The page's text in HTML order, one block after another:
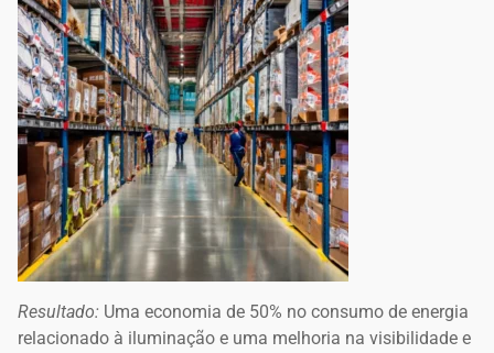
Resultado: Uma economia de 50% no consumo de energia
relacionado à iluminação e uma melhoria na visibilidade e